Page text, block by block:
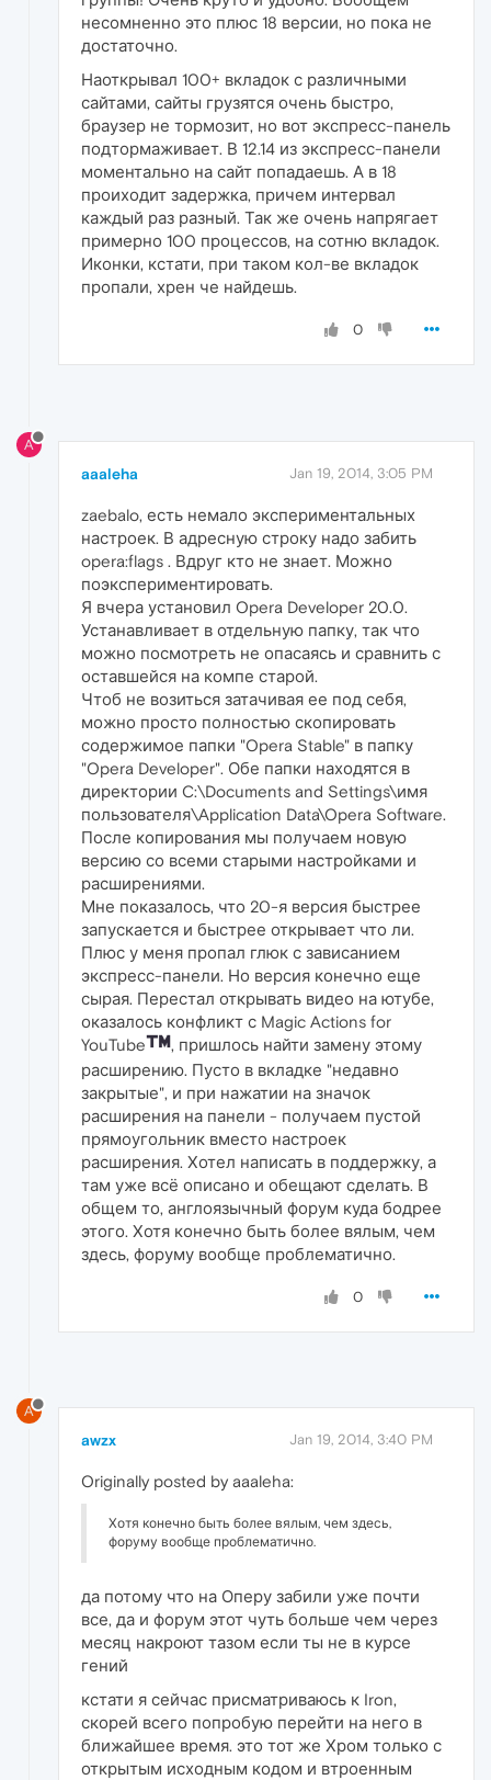
несомненно это плюс 18 версии, но пока не
достаточно.
Наоткрывал 100+ вкладок с различными
сайтами, сайты грузятся очень быстро,
браузер не тормозит, но вот экспресс-панель
подтормаживает. В 12.14 из экспресс-панели
моментально на сайт попадаешь. А в 18
проиходит задержка, причем интервал
каждый раз разный. Так же очень напрягает
примерно 100 процессов, на сотню вкладок.
Иконки, кстати, при таком кол-ве вкладок
пропали, хрен че найдешь.
0
A
aaaleha Jan 19, 2014, 3:05 PM
zaebalo, есть немало экспериментальных
настроек. В адресную строку надо забить
opera:flags . Вдруг кто не знает. Можно
поэкспериментировать.
Я вчера установил Opera Developer 20.0.
Устанавливает в отдельную папку, так что
можно посмотреть не опасаясь и сравнить с
оставшейся на компе старой.
Чтоб не возиться затачивая ее под себя,
можно просто полностью скопировать
содержимое папки "Opera Stable" в папку
"Opera Developer". Обе папки находятся в
директории C:\Documents and Settings\имя
пользователя\Application Data\Opera Software.
После копирования мы получаем новую
версию со всеми старыми настройками и
расширениями.
Мне показалось, что 20-я версия быстрее
запускается и быстрее открывает что ли.
Плюс у меня пропал глюк с зависанием
экспресс-панели. Но версия конечно еще
сырая. Перестал открывать видео на ютубе,
оказалось конфликт с Magic Actions for
YouTube
, пришлось найти замену этому
расширению. Пусто в вкладке "недавно
закрытые", и при нажатии на значок
расширения на панели - получаем пустой
прямоугольник вместо настроек
расширения. Хотел написать в поддержку, а
там уже всё описано и обещают сделать. В
общем то, англоязычный форум куда бодрее
этого. Хотя конечно быть более вялым, чем
здесь, форуму вообще проблематично.
0
A
awzx Jan 19, 2014, 3:40 PM
Originally posted by aaaleha:
Хотя конечно быть более вялым, чем здесь,
форуму вообще проблематично.
да потому что на Оперу забили уже почти
все, да и форум этот чуть больше чем через
месяц накроют тазом если ты не в курсе
гений
кстати я сейчас присматриваюсь к Iron,
скорей всего попробую перейти на него в
ближайшее время. это тот же Хром только с
открытым исходным кодом и втроенным